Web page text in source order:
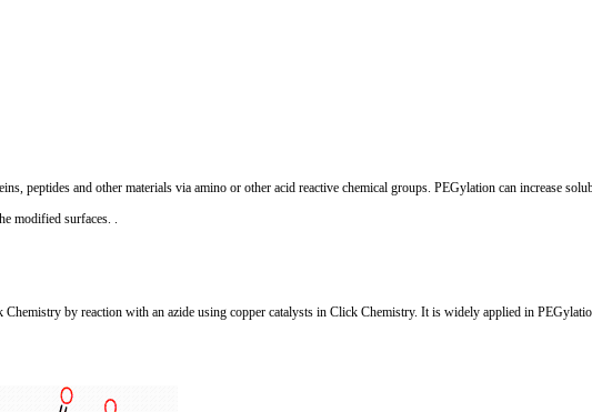
peptides and other materials via amino or other acid reactive chemical groups. PEGylation can increase
modified surfaces. .
by reaction with an azide using copper catalysts in Click Chemistry. It is widely applied in